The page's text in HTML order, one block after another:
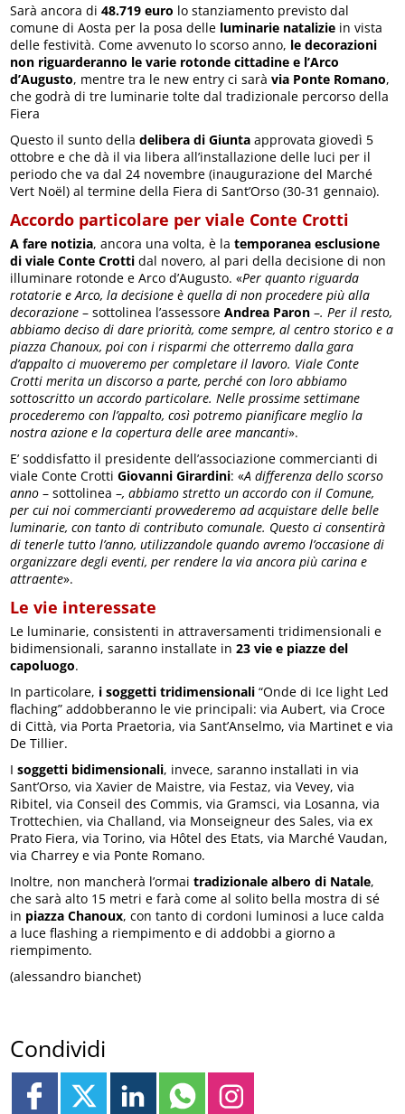
Sarà ancora di48.719 euro lo stanziamento previsto dal
comune di Aosta per la posa delle luminarie natalizie in vista
delle festività. Come avvenuto lo scorso anno, le decorazioni
non riguarderanno le varie rotonde cittadine e l’Arco
d’Augusto, mentre tra le new entry ci saràvia Ponte Romano,
che godrà di tre luminarie tolte dal tradizionale percorso della
Fiera
Questo il sunto delladelibera di Giunta approvata giovedì 5
ottobre e che dà il via libera all’installazione delle luci per il
periodo che va dal 24 novembre (inaugurazione del Marché
Vert Noël) al termine della Fiera di Sant’Orso (30-31 gennaio).
Accordo particolare per viale Conte Crotti
A fare notizia, ancora una volta, è latemporanea esclusione
di viale Conte Crotti dal novero, al pari della decisione di non
illuminare rotonde e Arco d’Augusto. «Per quanto riguarda
rotatorie e Arco, la decisione è quella di non procedere più alla
decorazione – sottolinea l’assessoreAndrea Paron –. Per il resto,
abbiamo deciso di dare priorità, come sempre, al centro storico e a
piazza Chanoux, poi con i risparmi che otterremo dalla gara
d’appalto ci muoveremo per completare il lavoro. Viale Conte
Crotti merita un discorso a parte, perché con loro abbiamo
sottoscritto un accordo particolare. Nelle prossime settimane
procederemo con l’appalto, così potremo pianificare meglio la
nostra azione e la copertura delle aree mancanti».
E’ soddisfatto il presidente dell’associazione commercianti di
viale Conte CrottiGiovanni Girardini: «A differenza dello scorso
anno – sottolinea –, abbiamo stretto un accordo con il Comune,
per cui noi commercianti provvederemo ad acquistare delle belle
luminarie, con tanto di contributo comunale. Questo ci consentirà
di tenerle tutto l’anno, utilizzandole quando avremo l’occasione di
organizzare degli eventi, per rendere la via ancora più carina e
attraente».
Le vie interessate
Le luminarie, consistenti in attraversamenti tridimensionali e
bidimensionali, saranno installate in23 vie e piazze del
capoluogo.
In particolare, i soggetti tridimensionali “Onde di Ice light Led
flaching” addobberanno le vie principali: via Aubert, via Croce
di Città, via Porta Praetoria, via Sant’Anselmo, via Martinet e via
De Tillier.
Isoggetti bidimensionali, invece, saranno installati in via
Sant’Orso, via Xavier de Maistre, via Festaz, via Vevey, via
Ribitel, via Conseil des Commis, via Gramsci, via Losanna, via
Trottechien, via Challand, via Monseigneur des Sales, via ex
Prato Fiera, via Torino, via Hôtel des Etats, via Marché Vaudan,
via Charrey e via Ponte Romano.
Inoltre, non mancherà l’ormaitradizionale albero di Natale,
che sarà alto 15 metri e farà come al solito bella mostra di sé
in piazza Chanoux, con tanto di cordoni luminosi a luce calda
a luce flashing a riempimento e di addobbi a giorno a
riempimento.
(alessandro bianchet)
Condividi